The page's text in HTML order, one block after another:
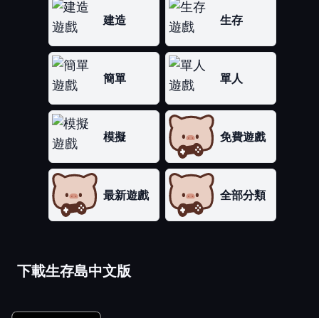
建造 生存
簡單 單人
模擬 免費遊戲
最新遊戲 全部分類
下載生存島中文版